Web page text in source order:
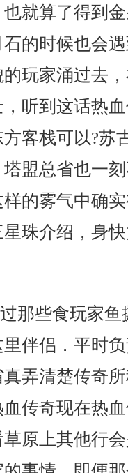
就算了得到
的时候也会
玩家涌过去
听到这话热
客栈可以?苏
盟总省也一
的雾气中确
珠介绍，身
那些食玩家
伴侣．平时
弄清楚传奇
传奇现在热血
原上其他行